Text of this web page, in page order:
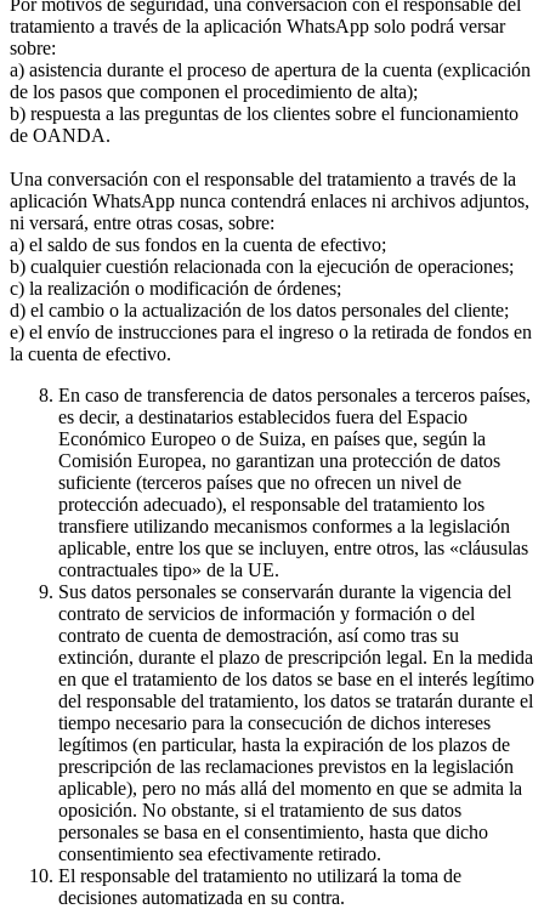
tratamiento a través de la aplicación WhatsApp solo podrá versar
sobre:
a) asistencia durante el proceso de apertura de la cuenta (explicación
de los pasos que componen el procedimiento de alta);
b) respuesta a las preguntas de los clientes sobre el funcionamiento
de OANDA.
Una conversación con el responsable del tratamiento a través de la
aplicación WhatsApp nunca contendrá enlaces ni archivos adjuntos,
ni versará, entre otras cosas, sobre:
a) el saldo de sus fondos en la cuenta de efectivo;
b) cualquier cuestión relacionada con la ejecución de operaciones;
c) la realización o modificación de órdenes;
d) el cambio o la actualización de los datos personales del cliente;
e) el envío de instrucciones para el ingreso o la retirada de fondos en
la cuenta de efectivo.
En caso de transferencia de datos personales a terceros países,
es decir, a destinatarios establecidos fuera del Espacio
Económico Europeo o de Suiza, en países que, según la
Comisión Europea, no garantizan una protección de datos
suficiente (terceros países que no ofrecen un nivel de
protección adecuado), el responsable del tratamiento los
transfiere utilizando mecanismos conformes a la legislación
aplicable, entre los que se incluyen, entre otros, las «cláusulas
contractuales tipo» de la UE.
Sus datos personales se conservarán durante la vigencia del
contrato de servicios de información y formación o del
contrato de cuenta de demostración, así como tras su
extinción, durante el plazo de prescripción legal. En la medida
en que el tratamiento de los datos se base en el interés legítimo
del responsable del tratamiento, los datos se tratarán durante el
tiempo necesario para la consecución de dichos intereses
legítimos (en particular, hasta la expiración de los plazos de
prescripción de las reclamaciones previstos en la legislación
aplicable), pero no más allá del momento en que se admita la
oposición. No obstante, si el tratamiento de sus datos
personales se basa en el consentimiento, hasta que dicho
consentimiento sea efectivamente retirado.
El responsable del tratamiento no utilizará la toma de
decisiones automatizada en su contra.